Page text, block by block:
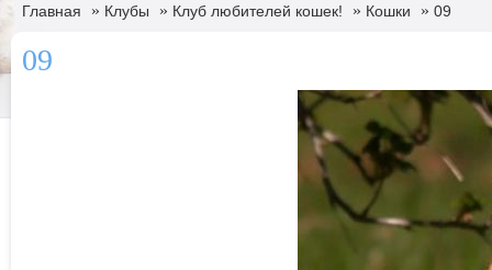
Главная » Клубы » Клуб любителей кошек! » Кошки » 09
09